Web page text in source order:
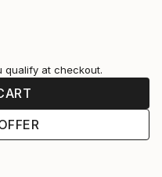
qualify at checkout.